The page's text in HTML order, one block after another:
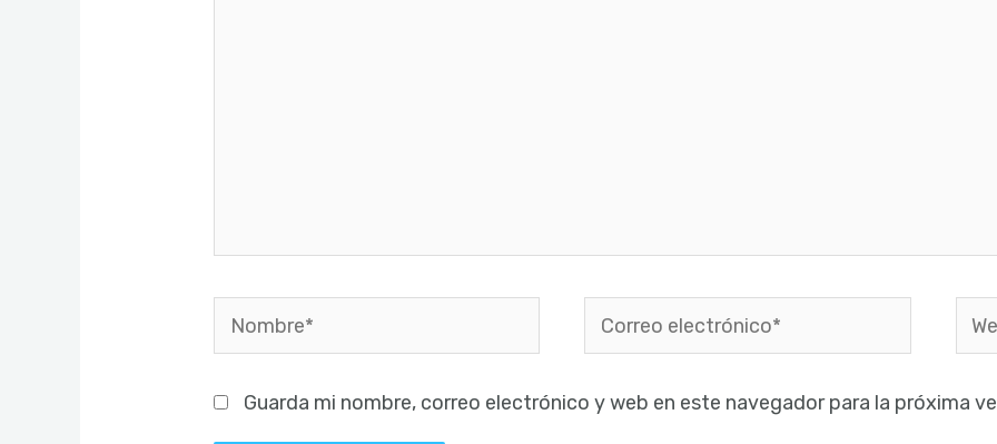
Nombre*
Correo
electrónico*
Web
Guarda mi nombre, correo electrónico y web en este navegador para la próxima